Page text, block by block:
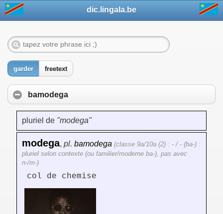
dic.lingala.be
garder freetext
bamodega
pluriel de "modega"
modega, pl. bamodega (classe 9a/10a (2) : - / - (ba-) :
pluriel selon contexte (ou familier/moderne ba-), pas avec
n-/m-)
col de chemise